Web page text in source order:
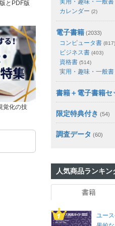
とPDF版
覚化の技
実用・趣味・一般書
カレンダー (2)
電子書籍 (2033)
コンピュータ書 (817)
ビジネス書 (403)
資格書 (514)
実用・趣味・一般書
書籍＋電子書籍セ
限定特典付き (54)
調査データ (60)
人気商品ランキン
書籍
ユー